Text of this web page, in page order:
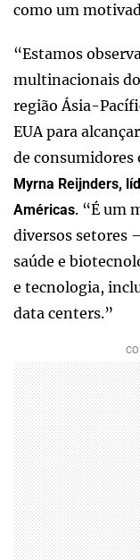
como um
“Estamos
multinacionais
região Ásia-
EUA para
de consumidores
Myrna Reijnders,
Américas. “É um
diversos setores
saúde e
e tecnologia,
data centers.”